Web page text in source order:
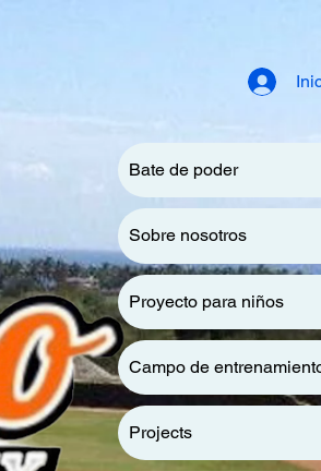
Bate de poder
Sobre nosotros
Proyecto para niños
Campo de
Projects